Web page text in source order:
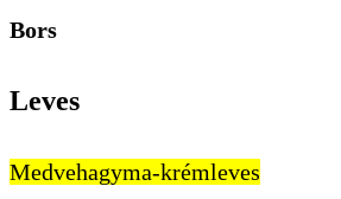
Bors
Leves
Medvehagyma-krémleves